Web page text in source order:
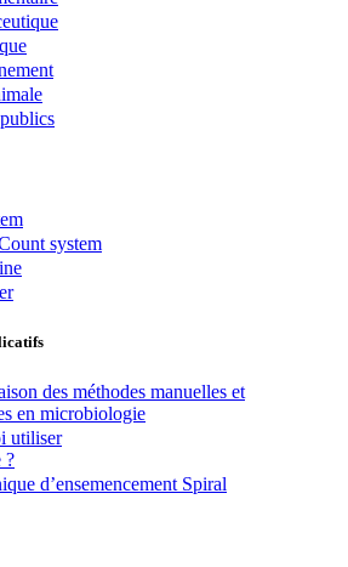
system
des méthodes manuelles et
en microbiologie
utiliser
?
d’ensemencement Spiral